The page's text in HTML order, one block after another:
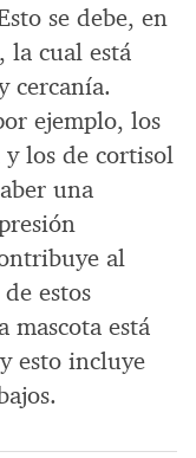
se debe, en
la cual está
cercanía.
ejemplo, los
y los de cortisol
una
al
estos
mascota está
esto incluye